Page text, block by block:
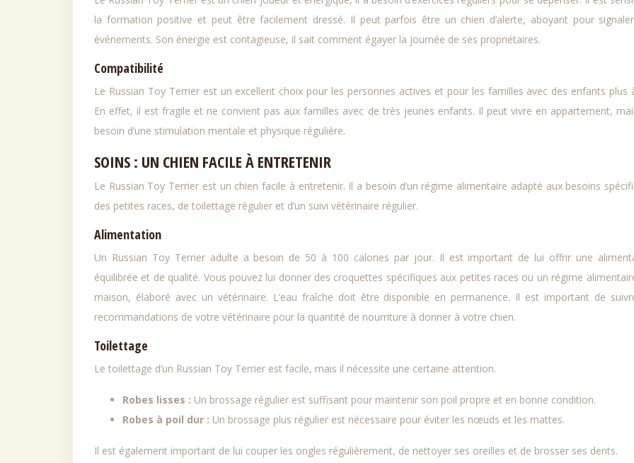
la formation positive et peut être facilement dressé. Il peut parfois être un chien d’alerte, aboyant pour
événements. Son énergie est contagieuse, il sait comment égayer la journée de ses propriétaires.
Compatibilité
Le Russian Toy Terrier est un excellent choix pour les personnes actives et pour les familles avec des enfants plus
En effet, il est fragile et ne convient pas aux familles avec de très jeunes enfants. Il peut vivre en appartement,
besoin d’une stimulation mentale et physique régulière.
SOINS : UN CHIEN FACILE À ENTRETENIR
Le Russian Toy Terrier est un chien facile à entretenir. Il a besoin d’un régime alimentaire adapté aux besoins
des petites races, de toilettage régulier et d’un suivi vétérinaire régulier.
Alimentation
Un Russian Toy Terrier adulte a besoin de 50 à 100 calories par jour. Il est important de lui offrir une
équilibrée et de qualité. Vous pouvez lui donner des croquettes spécifiques aux petites races ou un régime
maison, élaboré avec un vétérinaire. L’eau fraîche doit être disponible en permanence. Il est important de
recommandations de votre vétérinaire pour la quantité de nourriture à donner à votre chien.
Toilettage
Le toilettage d’un Russian Toy Terrier est facile, mais il nécessite une certaine attention.
Robes lisses : Un brossage régulier est suffisant pour maintenir son poil propre et en bonne condition.
Robes à poil dur : Un brossage plus régulier est nécessaire pour éviter les nœuds et les mattes.
Il est également important de lui couper les ongles régulièrement, de nettoyer ses oreilles et de brosser ses dents.